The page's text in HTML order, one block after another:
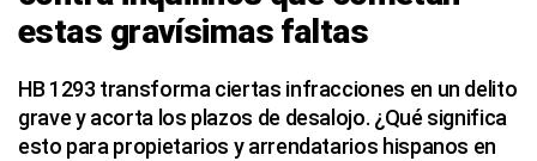
estas gravísimas faltas
HB 1293 transforma ciertas infracciones en un delito
grave y acorta los plazos de desalojo. ¿Qué significa
esto para propietarios y arrendatarios hispanos en